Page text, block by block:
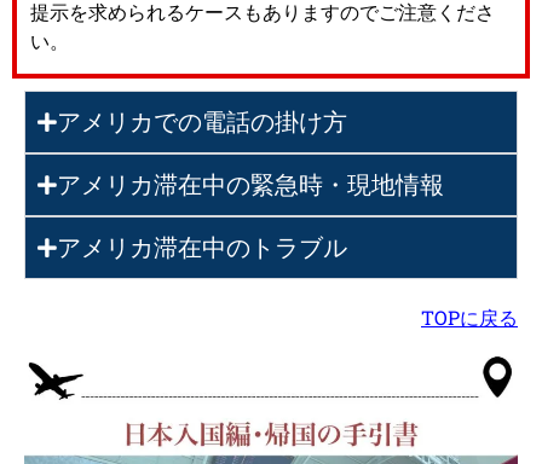
提示を求められるケースもありますのでご注意くださ
い。
アメリカでの電話の掛け方
アメリカ滞在中の緊急時・現地情報
アメリカ滞在中のトラブル
TOPに戻る